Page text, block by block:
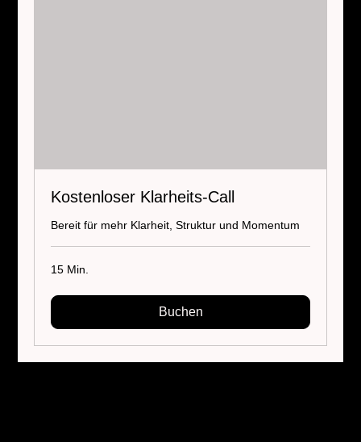
Kostenloser Klarheits-Call
Bereit für mehr Klarheit, Struktur und Momentum
15 Min.
Buchen